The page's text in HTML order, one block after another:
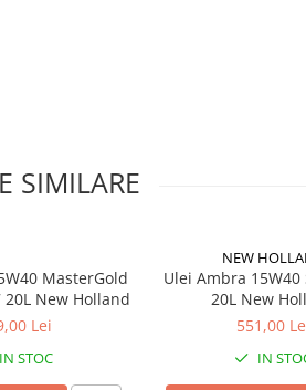
SIMILARE
MasterGold
20L New Holland
Lei
IN STOC
NEW
Ulei Ambra 15W40
20L New
551,00
IN